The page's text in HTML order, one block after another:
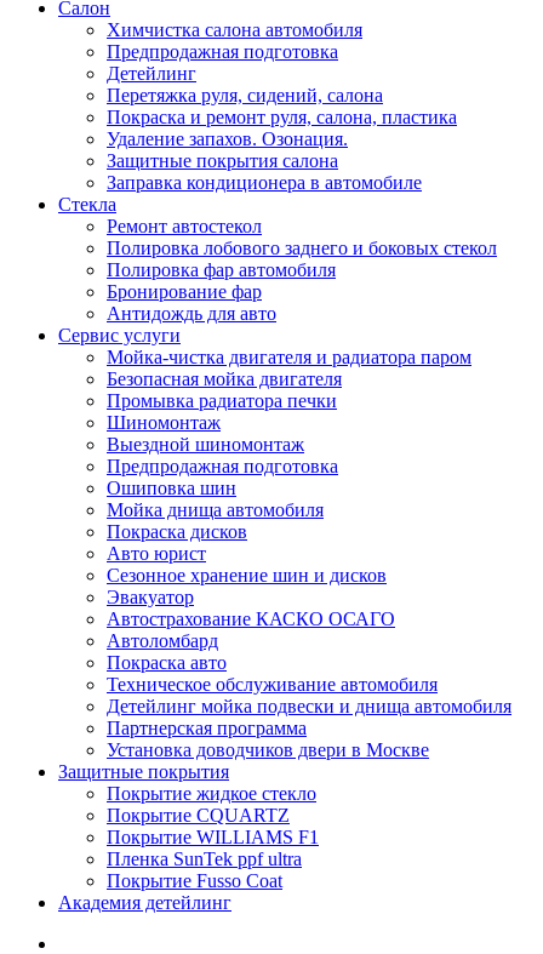
Салон
Химчистка салона автомобиля
Предпродажная подготовка
Детейлинг
Перетяжка руля, сидений, салона
Покраска и ремонт руля, салона, пластика
Удаление запахов. Озонация.
Защитные покрытия салона
Заправка кондиционера в автомобиле
Стекла
Ремонт автостекол
Полировка лобового заднего и боковых стекол
Полировка фар автомобиля
Бронирование фар
Антидождь для авто
Сервис услуги
Мойка-чистка двигателя и радиатора паром
Безопасная мойка двигателя
Промывка радиатора печки
Шиномонтаж
Выездной шиномонтаж
Предпродажная подготовка
Ошиповка шин
Мойка днища автомобиля
Покраска дисков
Авто юрист
Сезонное хранение шин и дисков
Эвакуатор
Автострахование КАСКО ОСАГО
Автоломбард
Покраска авто
Техническое обслуживание автомобиля
Детейлинг мойка подвески и днища автомобиля
Партнерская программа
Установка доводчиков двери в Москве
Защитные покрытия
Покрытие жидкое стекло
Покрытие CQUARTZ
Покрытие WILLIAMS F1
Пленка SunTek ppf ultra
Покрытие Fusso Coat
Академия детейлинг